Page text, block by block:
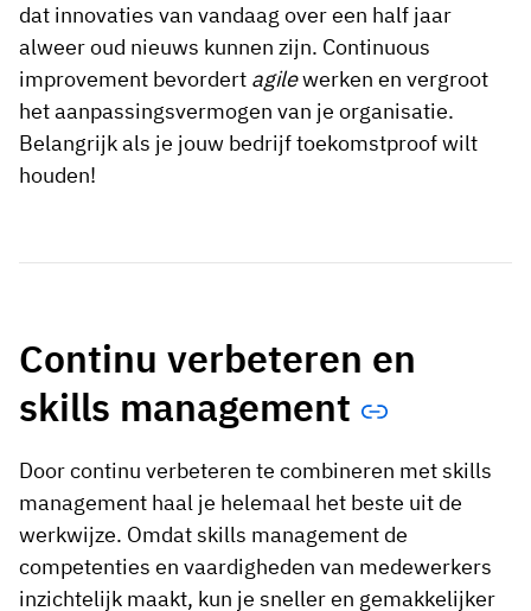
dat innovaties van vandaag over een half jaar
alweer oud nieuws kunnen zijn. Continuous
improvement bevordert agilewerken en vergroot
het aanpassingsvermogen van je organisatie.
Belangrijk als je jouw bedrijf toekomstproof wilt
houden!
Continu verbeteren en
skills management
Door continu verbeteren te combineren met skills
management haal je helemaal het beste uit de
werkwijze. Omdat skills management de
competenties en vaardigheden van medewerkers
inzichtelijk maakt, kun je sneller en gemakkelijker